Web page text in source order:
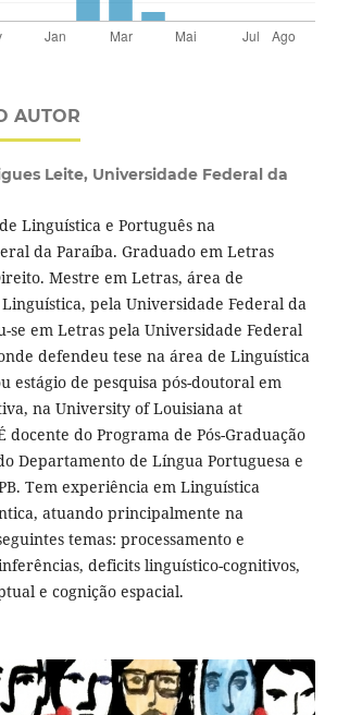
AUTOR
Leite, Universidade Federal da
Linguística e Português na
da Paraíba. Graduado em Letras
Mestre em Letras, área de
pela Universidade Federal da
se em Letras pela Universidade Federal
defendeu tese na área de Linguística
estágio de pesquisa pós-doutoral em
na University of Louisiana at
docente do Programa de Pós-Graduação
Departamento de Língua Portuguesa e
Tem experiência em Linguística
atuando principalmente na
temas: processamento e
deficits linguístico-cognitivos,
e cognição espacial.